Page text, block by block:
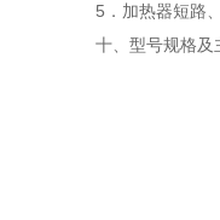
5．加热器短路
十、 型号规格及